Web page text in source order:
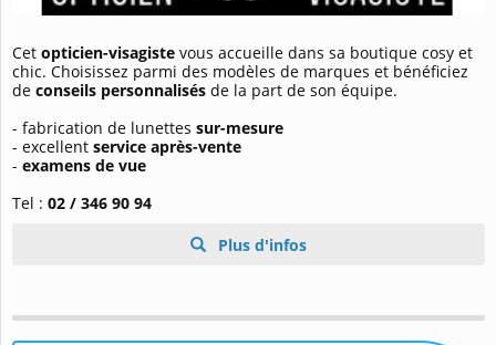
Cet opticien-visagiste vous accueille dans sa boutique cosy et
chic. Choisissez parmi des modèles de marques et bénéficiez
de conseils personnalisés de la part de son équipe.
- fabrication de lunettes sur-mesure
- excellent service après-vente
- examens de vue
Tel : 02 / 346 90 94
Plus d'infos